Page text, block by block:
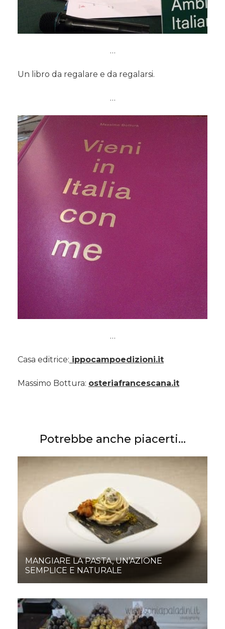
…
Un libro da regalare e da regalarsi.
…
…
Casa editrice: ippocampoedizioni.it
Massimo Bottura: osteriafrancescana.it
Potrebbe anche piacerti...
MANGIARE LA PASTA, UN’AZIONE
SEMPLICE E NATURALE